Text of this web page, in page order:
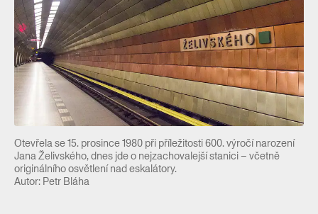
Otevřela se 15. prosince 1980 při příležitosti 600. výročí narození
Jana Želivského, dnes jde o nejzachovalejší stanici – včetně
originálního osvětlení nad eskalátory.
Autor: Petr Bláha